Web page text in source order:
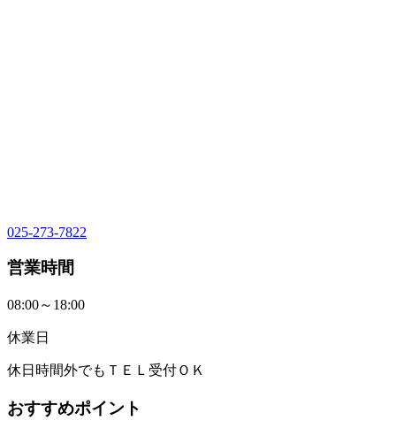
025-273-7822
営業時間
08:00～18:00
休業日
休日時間外でもＴＥＬ受付ＯＫ
おすすめポイント